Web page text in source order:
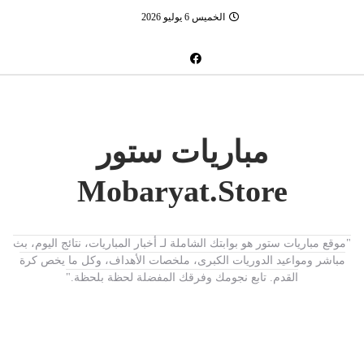
الخميس 6 يوليو 2026
مباريات ستور
Mobaryat.Store
"موقع مباريات ستور هو بوابتك الشاملة لـ أخبار المباريات، نتائج اليوم، بث
مباشر ومواعيد الدوريات الكبرى، ملخصات الأهداف، وكل ما يخص كرة
القدم. تابع نجومك وفرقك المفضلة لحظة بلحظة."